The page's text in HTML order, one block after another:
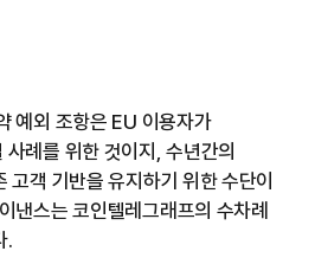
예외 조항은 EU 이용자가
례를 위한 것이지, 수년간의
고객 기반을 유지하기 위한 수단이
낸스는 코인텔레그래프의 수차례
.